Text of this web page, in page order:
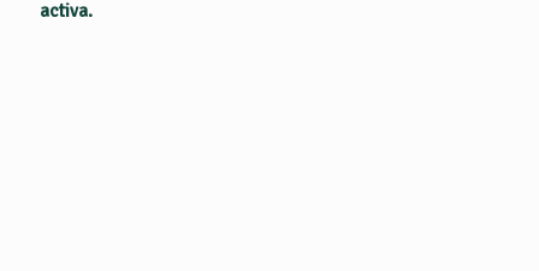
activa.